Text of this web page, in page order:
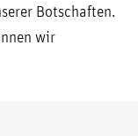
Botschaften.
wir